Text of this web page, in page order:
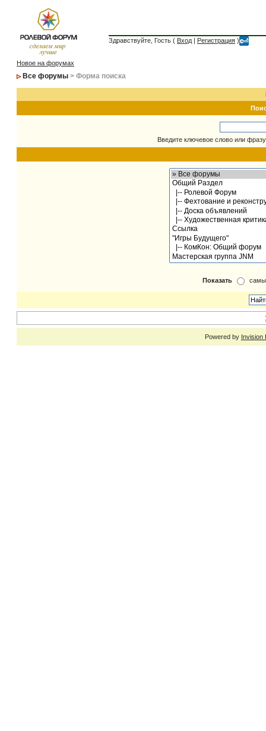
Здравствуйте, Гость ( Вход | Регистрация )
Новое на форумах
Все форумы > Форма поиска
Введите ключевое слово или
Показать
Powered by Invision